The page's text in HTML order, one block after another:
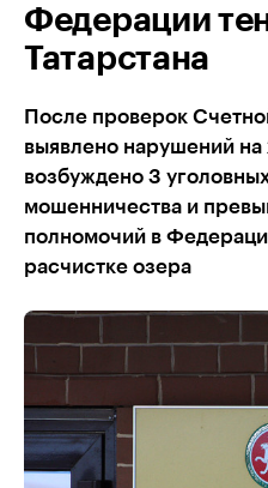
Федерации
Татарстана
После проверок
выявлено нарушений
возбуждено 3
мошенничества и
полномочий в
расчистке озера